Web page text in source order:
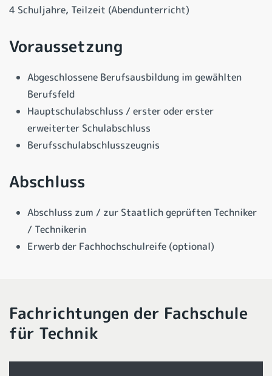
4 Schuljahre, Teilzeit (Abendunterricht)
Voraussetzung
Abgeschlossene Berufsausbildung im gewählten
Berufsfeld
Hauptschulabschluss / erster oder erster
erweiterter Schulabschluss
Berufsschulabschlusszeugnis
Abschluss
Abschluss zum / zur Staatlich geprüften Techniker
/ Technikerin
Erwerb der Fachhochschulreife (optional)
Fachrichtungen der Fachschule
für Technik